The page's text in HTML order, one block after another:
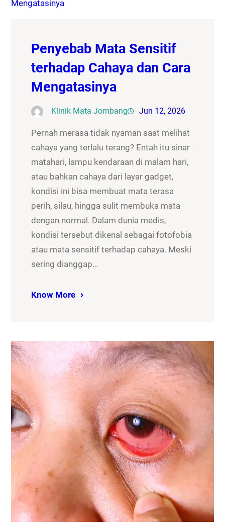
Penyebab Mata Sensitif
terhadap Cahaya dan Cara
Mengatasinya
Klinik Mata Jombang Jun 12, 2026
Pernah merasa tidak nyaman saat melihat
cahaya yang terlalu terang? Entah itu sinar
matahari, lampu kendaraan di malam hari,
atau bahkan cahaya dari layar gadget,
kondisi ini bisa membuat mata terasa
perih, silau, hingga sulit membuka mata
dengan normal. Dalam dunia medis,
kondisi tersebut dikenal sebagai fotofobia
atau mata sensitif terhadap cahaya. Meski
sering dianggap…
Know More